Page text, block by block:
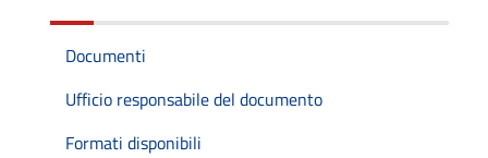
Documenti
Ufficio responsabile del documento
Formati disponibili